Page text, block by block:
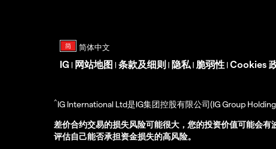
IG | 网站地图 | 条款及细则 | 隐私 | 脆弱性 | Cookies
^IG International Ltd是IG集团控股有限公司(IG Group
差价合约交易的损失风险可能很大，您的投资价值可能会
评估自己能否承担资金损失的高风险。